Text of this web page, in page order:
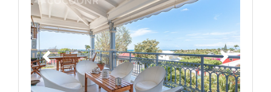
Précédent Suivant